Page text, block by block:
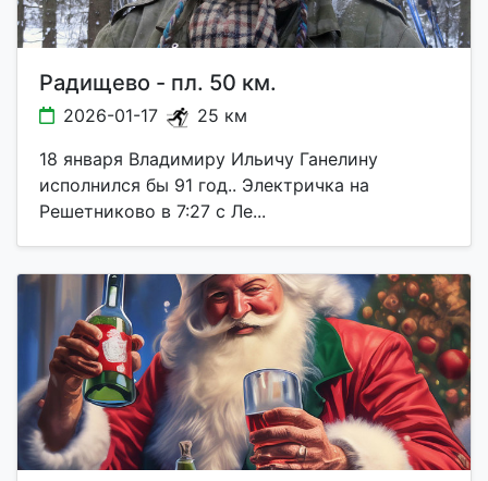
Радищево - пл. 50 км.
2026-01-17
25 км
18 января Владимиру Ильичу Ганелину
исполнился бы 91 год.. Электричка на
Решетниково в 7:27 с Ле...